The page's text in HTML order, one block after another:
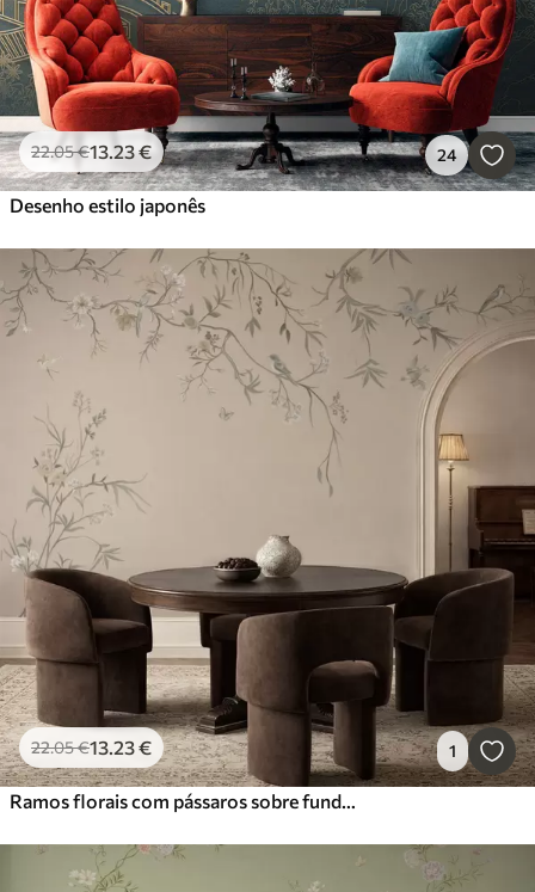
22.05€13.23€ 24
Desenho estilo japonês
22.05€13.23€ 1
Ramos florais com pássaros sobre fundo bege quente